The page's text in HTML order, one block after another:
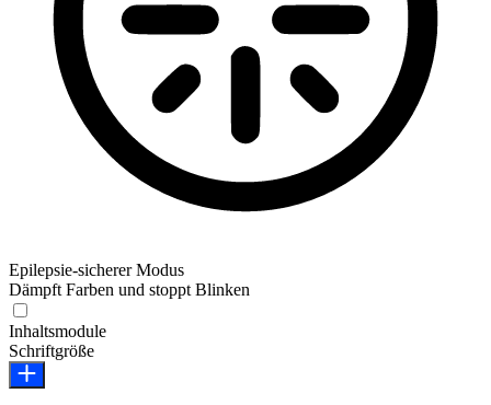
Epilepsie-sicherer Modus
Dämpft Farben und stoppt Blinken
Inhaltsmodule
Schriftgröße